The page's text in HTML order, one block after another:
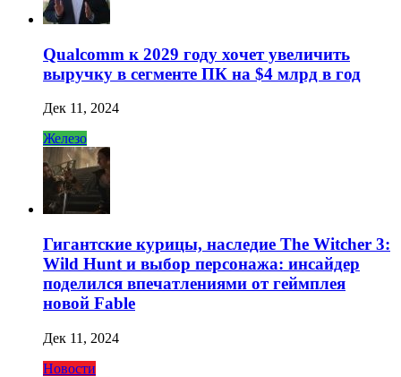
Qualcomm к 2029 году хочет увеличить
выручку в сегменте ПК на $4 млрд в год
Дек 11, 2024
Железо
Гигантские курицы, наследие The Witcher 3:
Wild Hunt и выбор персонажа: инсайдер
поделился впечатлениями от геймплея
новой Fable
Дек 11, 2024
Новости